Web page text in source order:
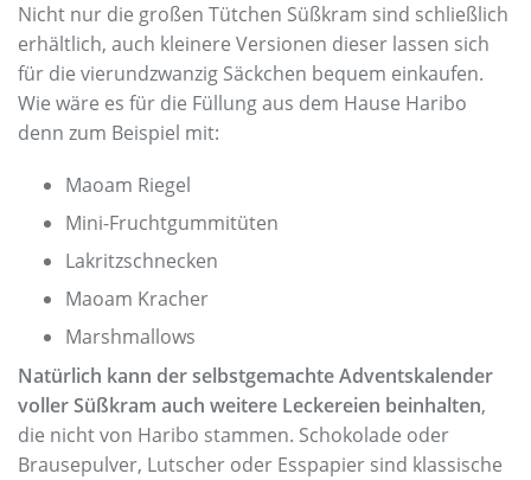
Nicht nur die großen Tütchen Süßkram sind schließlich
erhältlich, auch kleinere Versionen dieser lassen sich
für die vierundzwanzig Säckchen bequem einkaufen.
Wie wäre es für die Füllung aus dem Hause Haribo
denn zum Beispiel mit:
Maoam Riegel
Mini-Fruchtgummitüten
Lakritzschnecken
Maoam Kracher
Marshmallows
Natürlich kann der selbstgemachte Adventskalender
voller Süßkram auch weitere Leckereien beinhalten,
die nicht von Haribo stammen. Schokolade oder
Brausepulver, Lutscher oder Esspapier sind klassische